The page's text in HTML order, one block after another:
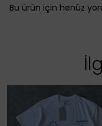
Bu ürün için henüz